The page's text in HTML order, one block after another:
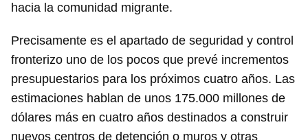
hacia la comunidad migrante.
Precisamente es el apartado de seguridad y control
fronterizo uno de los pocos que prevé incrementos
presupuestarios para los próximos cuatro años. Las
estimaciones hablan de unos 175.000 millones de
dólares más en cuatro años destinados a construir
nuevos centros de detención o muros y otras